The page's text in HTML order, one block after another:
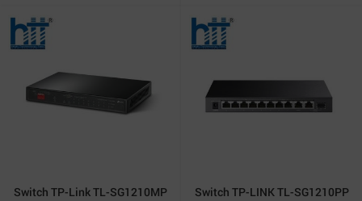
Switch TP-Link TL-SG1210MP
Switch TP-LINK TL-SG1210PP